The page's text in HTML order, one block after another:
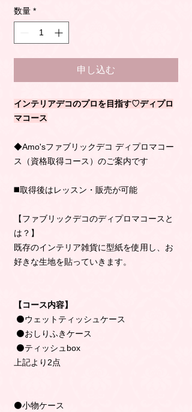
数量 *
申し込む
インテリアデコのプロを目指す♡ディプロ
マコース
◆Amo'sファブリックデコ ディプロマコー
ス（資格取得コース）のご案内です
◼️取得後はレッスン・販売が可能
【ファブリックデコのディプロマコースと
は？】
既存のインテリア雑貨に型紙を使用し、お
好きな生地を貼っていきます。
【コース内容】
⚫ウェットティッシュケース
⚫おしりふきケース
⚫ティッシュbox
上記より2点
⚫小物ケース